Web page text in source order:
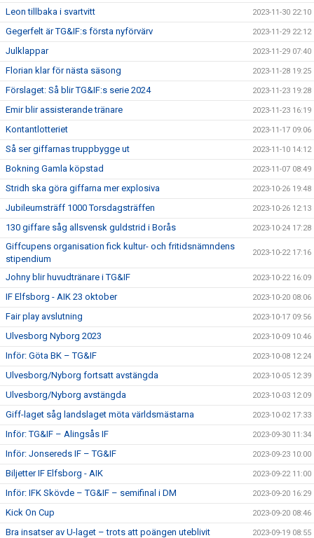
Leon tillbaka i svartvitt 2023-11-30 22:10
Gegerfelt är TG&IF:s första nyförvärv 2023-11-29 22:12
Julklappar 2023-11-29 07:40
Florian klar för nästa säsong 2023-11-28 19:25
Förslaget: Så blir TG&IF:s serie 2024 2023-11-23 19:28
Emir blir assisterande tränare 2023-11-23 16:19
Kontantlotteriet 2023-11-17 09:06
Så ser giffarnas truppbygge ut 2023-11-10 14:12
Bokning Gamla köpstad 2023-11-07 08:49
Stridh ska göra giffarna mer explosiva 2023-10-26 19:48
Jubileumsträff 1000 Torsdagsträffen 2023-10-26 12:13
130 giffare såg allsvensk guldstrid i Borås 2023-10-24 17:28
Giffcupens organisation fick kultur- och fritidsnämndens
stipendium
2023-10-22 17:16
Johny blir huvudtränare i TG&IF 2023-10-22 16:09
IF Elfsborg - AIK 23 oktober 2023-10-20 08:06
Fair play avslutning 2023-10-17 09:56
Ulvesborg Nyborg 2023 2023-10-09 10:46
Inför: Göta BK – TG&IF 2023-10-08 12:24
Ulvesborg/Nyborg fortsatt avstängda 2023-10-05 12:39
Ulvesborg/Nyborg avstängda 2023-10-03 12:09
Giff-laget såg landslaget möta världsmästarna 2023-10-02 17:33
Inför: TG&IF – Alingsås IF 2023-09-30 11:34
Inför: Jonsereds IF – TG&IF 2023-09-23 10:00
Biljetter IF Elfsborg - AIK 2023-09-22 11:00
Inför: IFK Skövde – TG&IF – semifinal i DM 2023-09-20 16:29
Kick On Cup 2023-09-20 08:46
Bra insatser av U-laget – trots att poängen uteblivit 2023-09-19 08:55